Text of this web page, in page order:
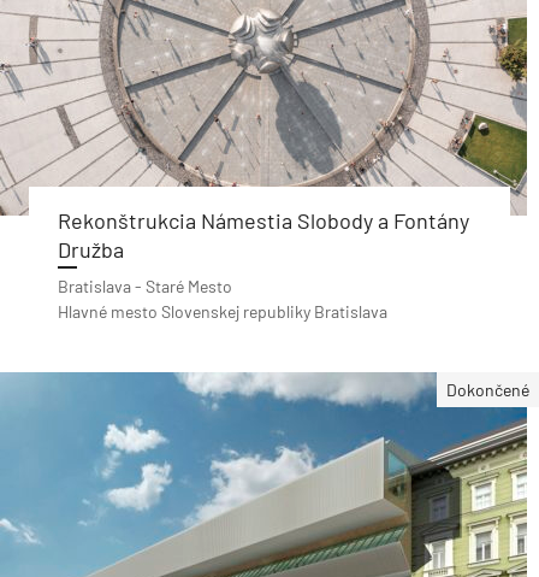
Rekonštrukcia Námestia Slobody a Fontány
Družba
Bratislava - Staré Mesto
Hlavné mesto Slovenskej republiky Bratislava
Dokončené